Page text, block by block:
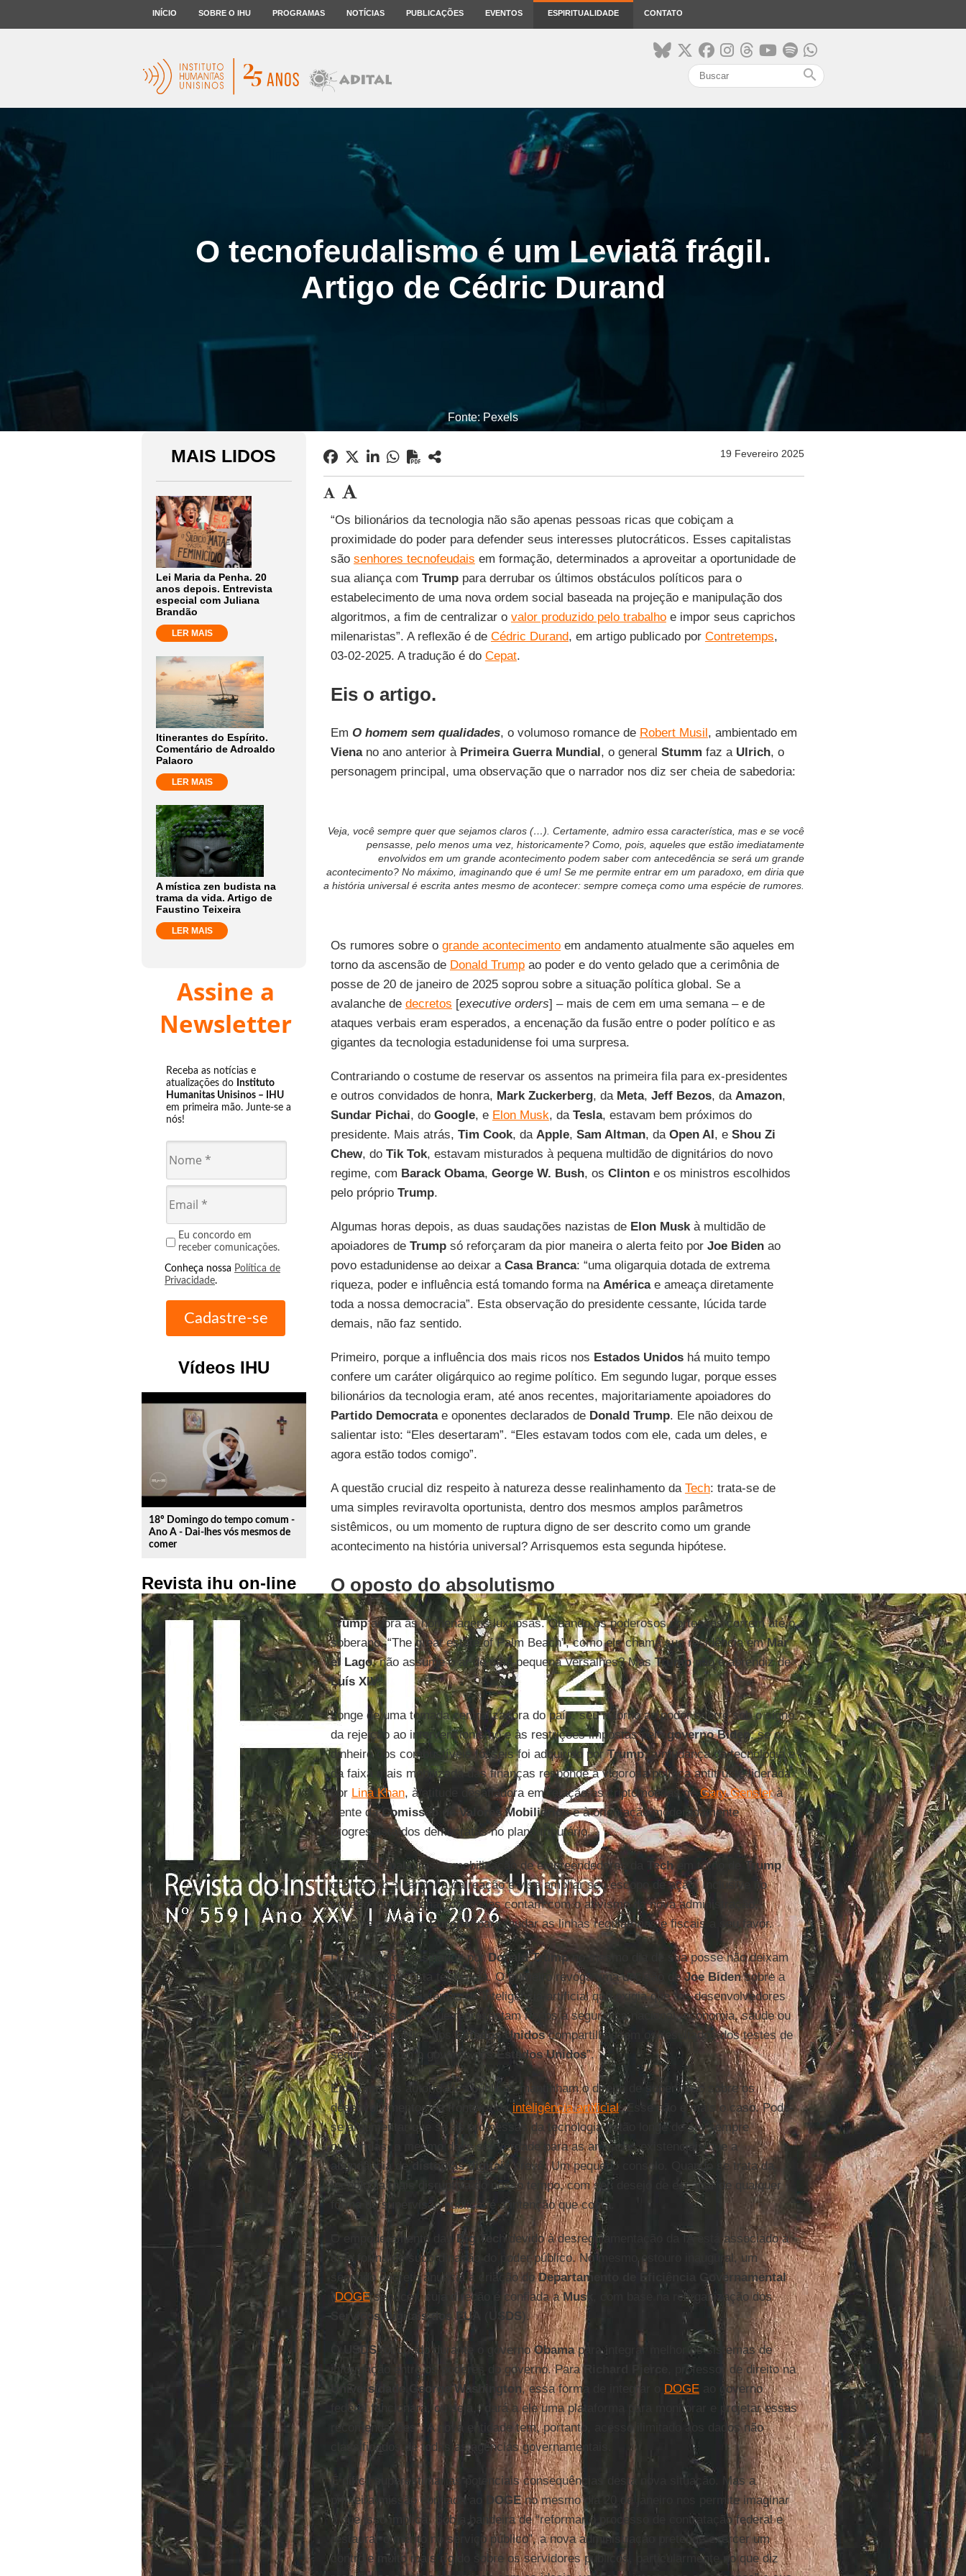
INÍCIO SOBRE O IHU PROGRAMAS NOTÍCIAS PUBLICAÇÕES EVENTOS ESPIRITUALIDADE CONTATO
search
O tecnofeudalismo é um Leviatã frágil.
Artigo de Cédric Durand
Fonte: Pexels
MAIS LIDOS
Lei Maria da Penha. 20
anos depois. Entrevista
especial com Juliana
Brandão
LER MAIS
Itinerantes do Espírito.
Comentário de Adroaldo
Palaoro
LER MAIS
A mística zen budista na
trama da vida. Artigo de
Faustino Teixeira
LER MAIS
Assine a
Newsletter
Receba as notícias e
atualizações do Instituto
Humanitas Unisinos – IHU
em primeira mão. Junte-se a
nós!
Eu concordo em
receber comunicações.
Conheça nossa Política de
Privacidade.
Vídeos IHU
play_circle_outline
18º Domingo do tempo comum -
Ano A - Dai-lhes vós mesmos de
comer
Revista ihu on-line
19 Fevereiro 2025
“Os bilionários da tecnologia não são apenas pessoas ricas que cobiçam a
proximidade do poder para defender seus interesses plutocráticos. Esses capitalistas
são senhores tecnofeudais em formação, determinados a aproveitar a oportunidade de
sua aliança com Trumppara derrubar os últimos obstáculos políticos para o
estabelecimento de uma nova ordem social baseada na projeção e manipulação dos
algoritmos, a fim de centralizar o valor produzido pelo trabalhoe impor seus caprichos
milenaristas”. A reflexão é de Cédric Durand, em artigo publicado por Contretemps,
03-02-2025. A tradução é do Cepat.
Eis o artigo.
Em O homem sem qualidades, o volumoso romance de Robert Musil, ambientado em
Vienano ano anterior à Primeira Guerra Mundial, o general Stumm faz a Ulrich, o
personagem principal, uma observação que o narrador nos diz ser cheia de sabedoria:
Veja, você sempre quer que sejamos claros (…). Certamente, admiro essa característica, mas e se você
pensasse, pelo menos uma vez, historicamente? Como, pois, aqueles que estão imediatamente
envolvidos em um grande acontecimento podem saber com antecedência se será um grande
acontecimento? No máximo, imaginando que é um! Se me permite entrar em um paradoxo, em diria que
a história universal é escrita antes mesmo de acontecer: sempre começa como uma espécie de rumores.
Os rumores sobre o grande acontecimentoem andamento atualmente são aqueles em
torno da ascensão de Donald Trumpao poder e do vento gelado que a cerimônia de
posse de 20 de janeiro de 2025 soprou sobre a situação política global. Se a
avalanche de decretos [executive orders] – mais de cem em uma semana – e de
ataques verbais eram esperados, a encenação da fusão entre o poder político e as
gigantes da tecnologia estadunidense foi uma surpresa.
Contrariando o costume de reservar os assentos na primeira fila para ex-presidentes
e outros convidados de honra, Mark Zuckerberg, da Meta, Jeff Bezos, da Amazon,
Sundar Pichai, do Google, e Elon Musk, da Tesla, estavam bem próximos do
presidente. Mais atrás, Tim Cook, da Apple, Sam Altman, da Open AI, e Shou Zi
Chew, do Tik Tok, estavam misturados à pequena multidão de dignitários do novo
regime, com Barack Obama, George W. Bush, os Clintone os ministros escolhidos
pelo próprio Trump.
Algumas horas depois, as duas saudações nazistas de Elon Muskà multidão de
apoiadores de Trumpsó reforçaram da pior maneira o alerta feito por Joe Bidenao
povo estadunidense ao deixar a Casa Branca: “uma oligarquia dotada de extrema
riqueza, poder e influência está tomando forma na Américae ameaça diretamente
toda a nossa democracia”. Esta observação do presidente cessante, lúcida tarde
demais, não faz sentido.
Primeiro, porque a influência dos mais ricos nos Estados Unidoshá muito tempo
confere um caráter oligárquico ao regime político. Em segundo lugar, porque esses
bilionários da tecnologia eram, até anos recentes, majoritariamente apoiadores do
Partido Democratae oponentes declarados de Donald Trump. Ele não deixou de
salientar isto: “Eles desertaram”. “Eles estavam todos com ele, cada um deles, e
agora estão todos comigo”.
A questão crucial diz respeito à natureza desse realinhamento da Tech: trata-se de
uma simples reviravolta oportunista, dentro dos mesmos amplos parâmetros
sistêmicos, ou um momento de ruptura digno de ser descrito como um grande
acontecimento na história universal? Arrisquemos esta segunda hipótese.
O oposto do absolutismo
Trumpadora as homenagens luxuosas. Quando os poderosos cortesãos correm até o
soberano, “The great estate of Palm Beach”, como ele chama sua residência emMar
el Lago, não assume o ar de uma pequena Versalhes? MasTrumpnão é aprendiz de
Luís XIV.
Longe de uma tomada centralizadora do país, seu retorno ao poder ocorre sob o signo
da rejeição ao intervencionismo e às restrições impostas pelo governo Biden: se o
dinheiro dos combustíveis fósseis foi adquirido porTrump, a mudança da tecnologia e
da faixa mais mobilizada das finanças responde à vigorosa política antitruste liderada
por Lina Khan, à atitude desafiadora em relação às criptomoedas deGary Genslerà
frente daComissão de Valores Mobiliáriose à orientação moderadamente
progressista dos democratas no plano tributário.
Em outras palavras, a mobilização de empreendedores da Techem torno de Trump
ocorre sob a bandeira da reação e visa ampliar seu escopo de ação. Inclusive no
cenário internacional, onde eles contam com o ativismo da nova administração,
principalmente naEuropa, para mudar as linhas regulatórias e fiscais a seu favor.
Dois decretos assinados porDonald Trumpno mesmo dia de sua posse não deixam
dúvidas sobre esta tendência. O primeiro revoga uma decisão deJoe Bidensobre a
segurança dos sistemas de inteligência artificial que exigia que “os desenvolvedores
de sistemas de IA que representam riscos à segurança nacional, economia, saúde ou
segurança pública dos Estados Unidoscompartilhassem os resultados dos testes de
segurança com o governo dosEstados Unidos”.
Em suma, as autoridades públicas mantinham o direito de supervisão sobre os
desenvolvimentos na fronteira da inteligência artificial. Esse não é mais o caso. Pode-
se argumentar que se as promessas da tecnologia estão longe de ser sempre
cumpridas, o mesmo deve ser verdade para as ameaças existenciais que a
abundância dedistopias digitaisprevê. Um pequeno consolo. Quando se trata da
tecnologia mais disruptiva do nosso tempo, com seu desejo de escapar de qualquer
forma de supervisão pública, é a intenção que conta.
O empoderamento dasBig Tec
h devido à desregulamentação da IA está associado a
uma forma de subordinação do poder público. No mesmo estouro inaugural, um
segundo decreto anuncia a criação doDepartamento de Eficiência Governamental
(DOGEservice), cuja direção é confiada aMusk
, com base na reorganização dos
Serviços Digitais dos EUA
USDS).
O USDSfoi criado durante o governoObamapara integrar melhor os sistemas de
informação entre os poderes do governo. ParaRichard Pierce
, professor de direito na
Universidade George Washington, essa forma de integrar o DOGEao governo
federal funcionará, ou seja, “dará a ele uma plataforma para monitorar e projetar essas
recomendações”. A nova entidade tem, portanto, acesso ilimitado aos dados não
classificados de todas as agências governamentais.
É difícil superestimar as potenciais consequências desta nova situação. Mas a
primeira missão confiada ao
DOGEno mesmo dia 20 de janeiro nos permite imaginar
o que isso implica. Sob a bandeira de “reformar o processo de contratação federal e
restaurar o mérito no serviço público”, a nova administração pretende exercer um
controle muito mais rígido sobre os servidores públicos, particularmente no que diz